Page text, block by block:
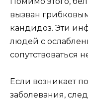
вызван
кандидоз. Эти
людей с
сопутствоваться
Если возникает
заболевания,